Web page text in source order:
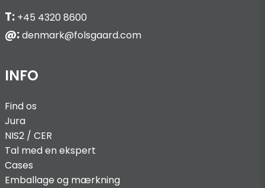
T: +45 4320 8600
@:denmark@folsgaard.com
INFO
Find os
Jura
NIS2 / CER
Tal med en ekspert
Cases
Emballage og mærkning